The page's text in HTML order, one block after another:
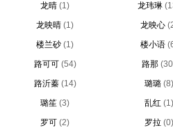
龙晴 (1) 龙玮琳
龙映晴 (1) 龙映心
楼兰砂 (1) 楼小语
路可可 (54) 路那
路沂蓁 (14) 璐璐 (8)
璐笙 (3) 乱红 (1)
罗可 (2) 罗拉 (0)